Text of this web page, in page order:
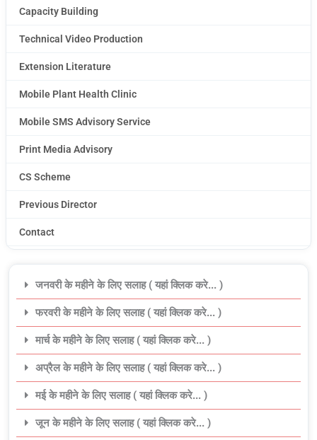
Capacity Building
Technical Video Production
Extension Literature
Mobile Plant Health Clinic
Mobile SMS Advisory Service
Print Media Advisory
CS Scheme
Previous Director
Contact
जनवरी के महीने के लिए सलाह ( यहां क्लिक करे... )
फरवरी के महीने के लिए सलाह ( यहां क्लिक करे... )
मार्च के महीने के लिए सलाह ( यहां क्लिक करे... )
अप्रैल के महीने के लिए सलाह ( यहां क्लिक करे... )
मई के महीने के लिए सलाह ( यहां क्लिक करे... )
जून के महीने के लिए सलाह ( यहां क्लिक करे... )